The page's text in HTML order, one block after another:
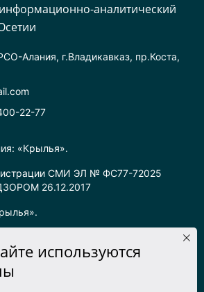
«Крылья».
СМИ ЭЛ № ФС77-72025
26.12.2017
предназначена для лиц старше 16 лет.
аналитический
Алания, г.Владикавказ, пр.Коста,
22-77
используются